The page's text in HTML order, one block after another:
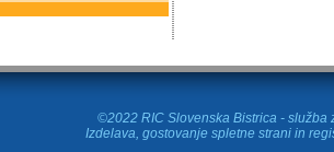
©2022 RIC Slovenska Bistrica - služba
Izdelava, gostovanje spletne strani in